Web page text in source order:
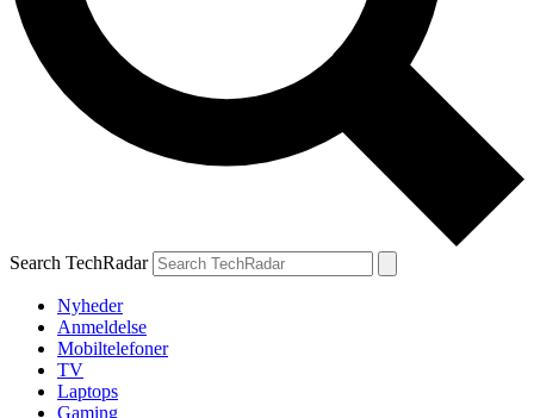
Search TechRadar
Nyheder
Anmeldelse
Mobiltelefoner
TV
Laptops
Gaming